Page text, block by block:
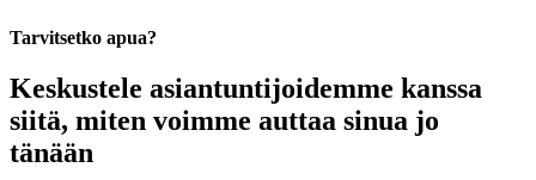
Tarvitsetko apua?
Keskustele asiantuntijoidemme kanssa
siitä, miten voimme auttaa sinua jo
tänään